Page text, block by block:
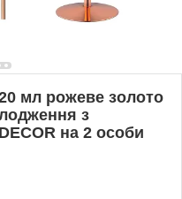
мл рожеве золото
з
на 2 особи